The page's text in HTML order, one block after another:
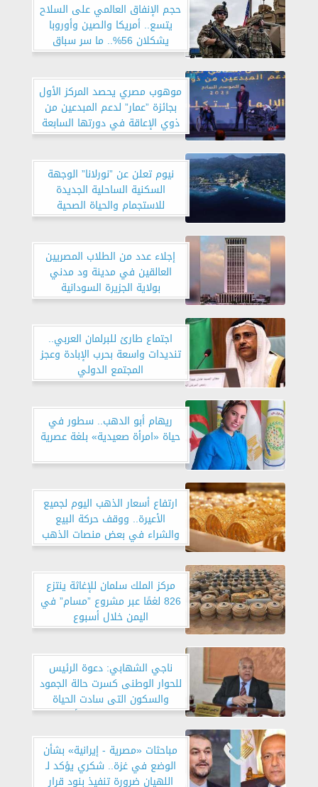
حجم الإنفاق العالمي على السلاح
يتسع.. أمريكا والصين وأوروبا
يشكلان 56%.. ما سر سباق
التسلح العالمي؟
موهوب مصري يحصد المركز الأول
بجائزة ”عمار” لدعم المبدعين من
ذوي الإعاقة في دورتها السابعة
بالسعودية
نيوم تعلن عن ”نورلانا” الوجهة
السكنية الساحلية الجديدة
للاستجمام والحياة الصحية
إجلاء عدد من الطلاب المصريين
العالقين في مدينة ود مدني
بولاية الجزيرة السودانية
اجتماع طارئ للبرلمان العربي..
تنديدات واسعة بحرب الإبادة وعجز
المجتمع الدولي
ريهام أبو الدهب.. سطور في
حياة «امرأة صعيدية» بلغة عصرية
ارتفاع أسعار الذهب اليوم لجميع
الأعيرة.. ووقف حركة البيع
والشراء في بعض منصات الذهب
الإلكترونية
مركز الملك سلمان للإغاثة ينتزع
826 لغمًا عبر مشروع ”مسام” في
اليمن خلال أسبوع
ناجي الشهابي: دعوة الرئيس
للحوار الوطنى كسرت حالة الجمود
والسكون التى سادت الحياة
الحزبية فى العقد الأخير
مباحثات «مصرية - إيرانية» بشأن
الوضع في غزة.. شكري يؤكد لـ
اللهيان ضرورة تنفيذ بنود قرار